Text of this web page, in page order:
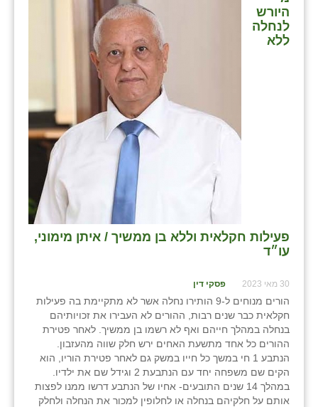
היורש
לנחלה
ללא
פעילות חקלאית וללא בן ממשיך / איתן מימוני,
עו״ד
30 מאי 2023 פסקי דין
הורים מנוחים ל-9 הותירו נחלה אשר לא מתקיימת בה פעילות
חקלאית כבר שנים רבות, ההורים לא העבירו את זכויותיהם
בנחלה במהלך חייהם ואף לא רשמו בן ממשיך. לאחר פטירת
ההורים כל אחד מתשעת האחים ירש חלק שווה מהעזבון.
הנתבע 1 חי במשך כל חייו במשק גם לאחר פטירת הוריו, הוא
הקים שם משפחה יחד עם הנתבעת 2 וגידל שם את ילדיו.
במהלך 14 שנים התובעים- אחיו של הנתבע דרשו ממנו לפצות
אותם על חלקיהם בנחלה או לחלופין למכור את הנחלה ולחלק